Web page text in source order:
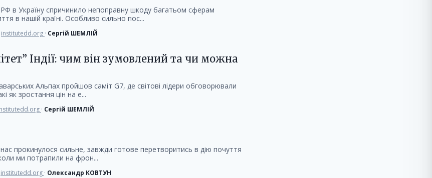
в Україну спричинило непоправну шкоду багатьом сферам
в нашій країні. Особливо сильно пос...
institutedd.org · Сергій ШЕМЛІЙ
Індії: чим він зумовлений та чи можна
Альпах пройшов саміт G7, де світові лідери обговорювали
як зростання цін на е...
· Сергій ШЕМЛІЙ
прокинулося сильне, завжди готове перетворитись в дію почуття
ми потрапили на фрон...
institutedd.org · Олександр КОВТУН